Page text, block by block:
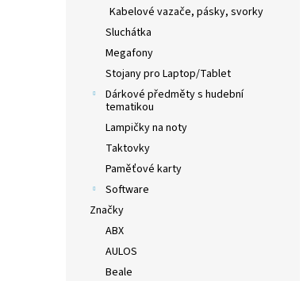
Kabelové vazače, pásky, svorky
Sluchátka
Megafony
Stojany pro Laptop/Tablet
Dárkové předměty s hudební
tematikou
Lampičky na noty
Taktovky
Paměťové karty
Software
Značky
ABX
AULOS
Beale